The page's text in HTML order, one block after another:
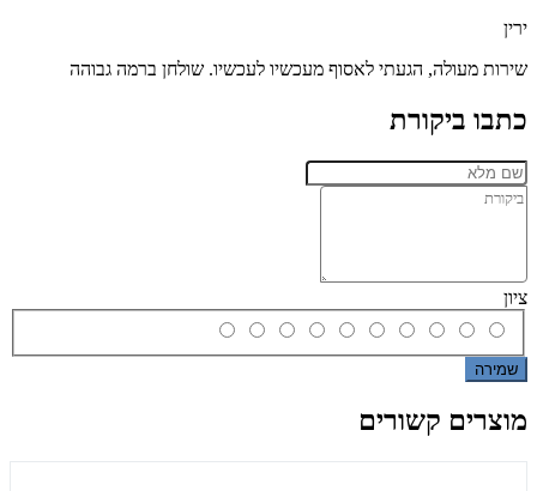
ירין
שירות מעולה, הגעתי לאסוף מעכשיו לעכשיו. שולחן ברמה גבוהה
כתבו ביקורת
ציון
שמירה
מוצרים קשורים